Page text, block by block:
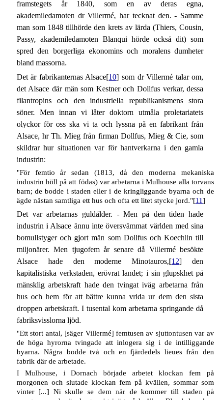
framstegets år 1840, som en av deras egna,
akademiledamoten dr Villermé, har tecknat den. - Samme
man som 1848 tillhörde den krets av lärda (Thiers, Cousin,
Passy, akademiledamoten Blanqui hörde också dit) som
spred den borgerliga ekonomins och moralens dumheter
bland massorna.
Det är fabrikanternas Alsace[10] som dr Villermé talar om,
det Alsace där män som Kestner och Dollfus verkar, dessa
filantropins och den industriella republikanismens stora
söner. Men innan vi låter doktorn utmåla proletariatets
olyckor för oss ska vi ta och lyssna på en fabrikant från
Alsace, hr Th. Mieg från firman Dollfus, Mieg & Cie, som
skildrar hur situationen var för hantverkarna i den gamla
industrin:
"För femtio år sedan (1813, då den moderna mekaniska
industrin höll på att födas) var arbetarna i Mulhouse alla torvans
barn; de bodde i staden eller i de kringliggande byarna och de
ägde nästan samtliga ett hus och ofta ett litet stycke jord."[11]
Det var arbetarnas guldålder. - Men på den tiden hade
industrin i Alsace ännu inte översvämmat världen med sina
bomullstyger och gjort män som Dollfus och Koechlin till
miljonärer. Men tjugofem år senare då Villermé besökte
Alsace hade den moderne Minotauros,[12] den
kapitalistiska verkstaden, erövrat landet; i sin glupskhet på
mänsklig arbetskraft hade den tvingat iväg arbetarna från
hus och hem för att bättre kunna vrida ur dem den sista
droppen arbetskraft. I tusental kom arbetarna springande då
fabriksvisslorna ljöd.
"Ett stort antal, [säger Villermé] femtusen av sjuttontusen var av
de höga hyrorna tvingade att inlogera sig i de intilliggande
byarna. Några bodde två och en fjärdedels lieues från den
fabrik där de arbetade.
I Mulhouse, i Dornach började arbetet klockan fem på
morgonen och slutade klockan fem på kvällen, sommar som
vinter [...] Ni skulle se dem när de kommer till staden på